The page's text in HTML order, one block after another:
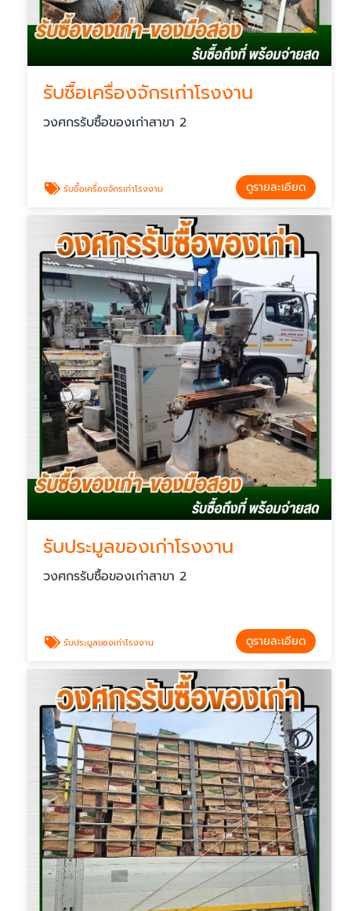
รับซื้อเครื่องจักรเก่าโรงงาน
วงศกรรับซื้อของเก่าสาขา 2
รับซื้อเครื่องจักรเก่าโรงงาน ดูรายละเอียด
รับประมูลของเก่าโรงงาน
วงศกรรับซื้อของเก่าสาขา 2
รับประมูลของเก่าโรงงาน ดูรายละเอียด